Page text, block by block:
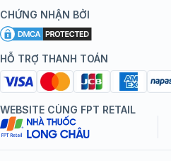
Chính sách nội dung
Chính sách bảo mật
Chính sách bảo mật dữ liệu cá
Chính sách thanh toán
Chính sách đổi trả gói, mũi tiêm
FPT Long Châu
Đội ngũ bác sĩ, chuyên gia
Hệ thống trung tâm tiêm chủng
Khuyến mãi
Tôi nên tiêm gì?
Tiêm chủng đi nước ngoài
CHỨNG NHẬN BỞI
HỖ TRỢ THANH TOÁN
WEBSITE CÙNG FPT RETAIL